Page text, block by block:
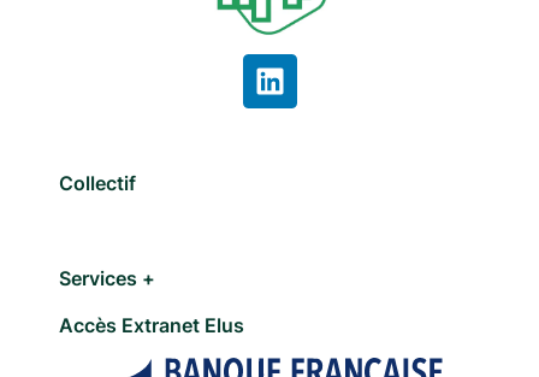
Collectif
Services +
Accès Extranet Elus